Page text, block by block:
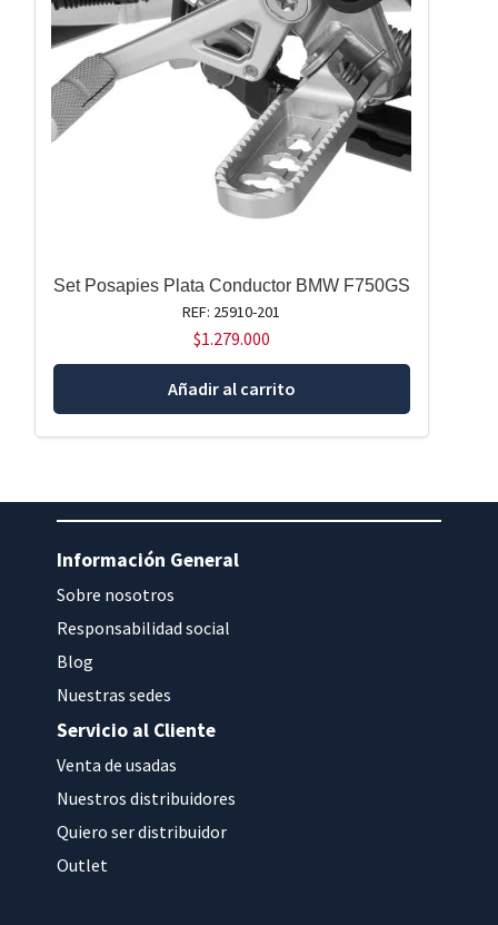
Set Posapies Plata Conductor BMW F750GS
REF: 25910-201
$1.279.000
Añadir al carrito
Información General
Sobre nosotros
Responsabilidad social
Blog
Nuestras sedes
Servicio al Cliente
Venta de usadas
Nuestros distribuidores
Quiero ser distribuidor
Outlet